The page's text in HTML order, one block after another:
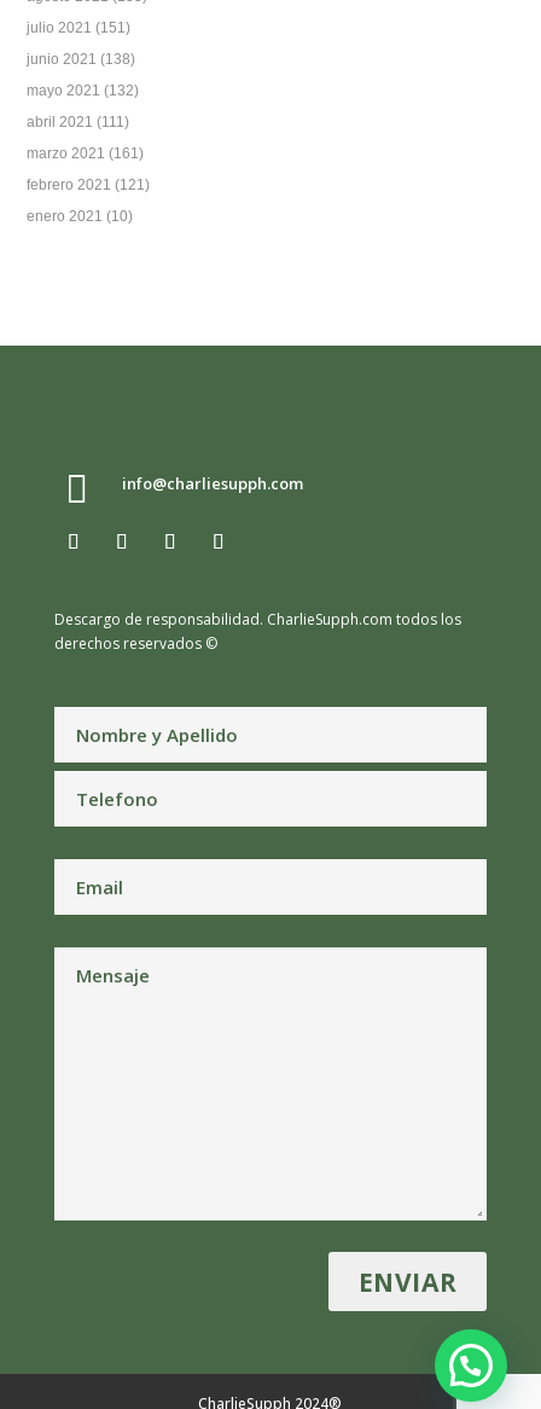
julio 2021 (151)
junio 2021 (138)
mayo 2021 (132)
abril 2021 (111)
marzo 2021 (161)
febrero 2021 (121)
enero 2021 (10)
 info@charliesupph.com
Descargo de responsabilidad. CharlieSupph.com todos los
derechos reservados ©
CharlieSupph 2024®